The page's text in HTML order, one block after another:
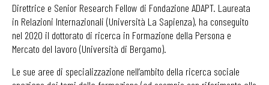
Direttrice e Senior Research Fellow di Fondazione ADAPT. Laureata
in Relazioni Internazionali (Università La Sapienza), ha conseguito
nel 2020 il dottorato di ricerca in Formazione della Persona e
Mercato del lavoro (Università di Bergamo).
Le sue aree di specializzazione nell’ambito della ricerca sociale